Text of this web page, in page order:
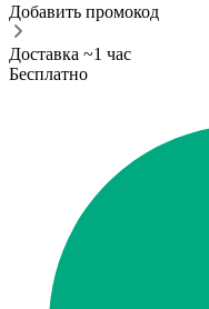
Добавить промокод
Доставка ~1 час
Бесплатно